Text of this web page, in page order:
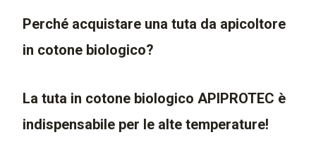
Perché acquistare una tuta da apicoltore
in cotone biologico?
La tuta in cotone biologico APIPROTEC è
indispensabile per le alte temperature!